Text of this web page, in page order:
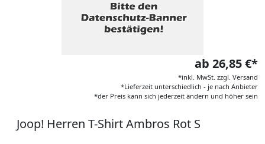
ab 26,85 €*
*inkl. MwSt. zzgl. Versand
*Lieferzeit unterschiedlich - je nach Anbieter
*der Preis kann sich jederzeit ändern und höher sein
Joop! Herren T-Shirt Ambros Rot S